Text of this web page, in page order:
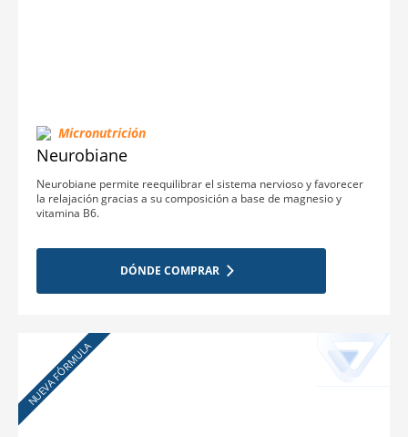
Micronutrición
Neurobiane
Neurobiane permite reequilibrar el sistema nervioso y favorecer
la relajación gracias a su composición a base de magnesio y
vitamina B6.
DÓNDE COMPRAR
NUEVA FÓRMULA